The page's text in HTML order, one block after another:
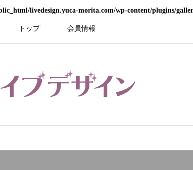
livedesign.yuca-morita.com/wp-content/plugins/
トップ 会員情報